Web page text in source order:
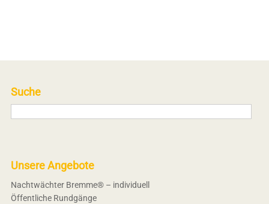
Suche
Unsere Angebote
Nachtwächter Bremme® – individuell
Öffentliche Rundgänge